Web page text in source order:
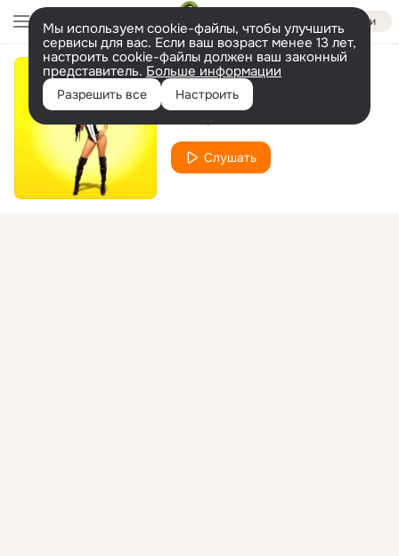
Войти
Мы используем cookie-файлы, чтобы улучшить
сервисы для вас. Если ваш возраст менее 13 лет,
настроить cookie-файлы должен ваш законный
представитель. Больше информации
Разрешить все Настроить
Sponsor
Слушать